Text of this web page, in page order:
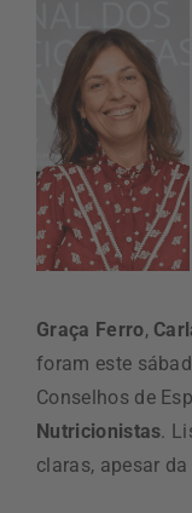
Graça Ferro,
foram este
Conselhos de
Nutricionistas.
claras, apesar